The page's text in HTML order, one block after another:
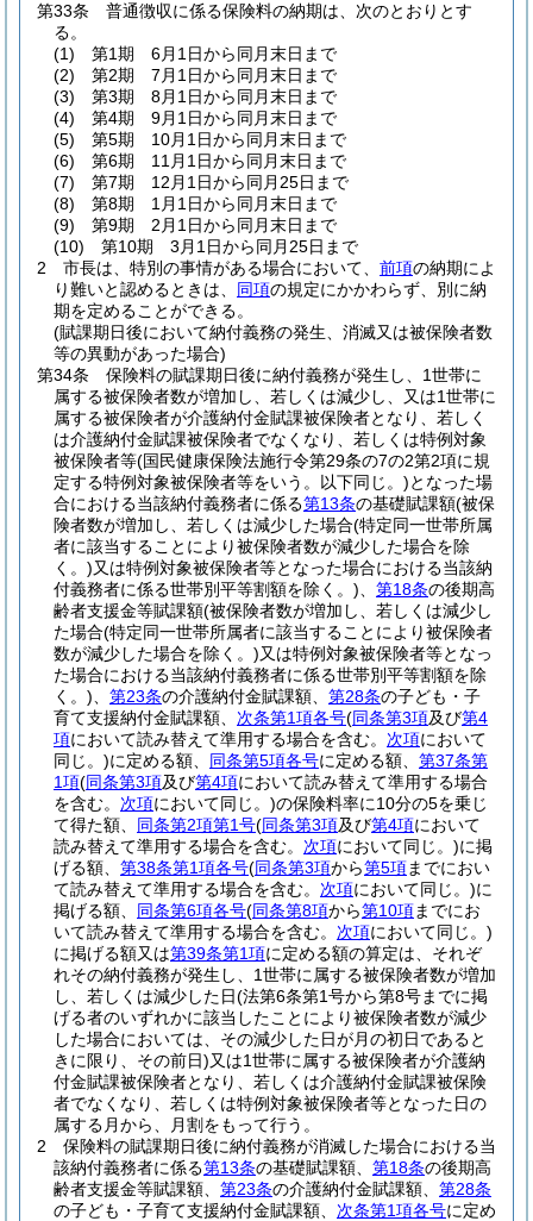
第33条
普通徴収に係る保険料の納期は、次のとおりとす
る。
(1)
第1期 6月1日から同月末日まで
(2)
第2期 7月1日から同月末日まで
(3)
第3期 8月1日から同月末日まで
(4)
第4期 9月1日から同月末日まで
(5)
第5期 10月1日から同月末日まで
(6)
第6期 11月1日から同月末日まで
(7)
第7期 12月1日から同月25日まで
(8)
第8期 1月1日から同月末日まで
(9)
第9期 2月1日から同月末日まで
(10)
第10期 3月1日から同月25日まで
2
市長は、特別の事情がある場合において、 前項の納期によ
り難いと認めるときは、 同項の規定にかかわらず、別に納
期を定めることができる。
(賦課期日後において納付義務の発生、消滅又は被保険者数
等の異動があった場合)
第34条
保険料の賦課期日後に納付義務が発生し、1世帯に
属する被保険者数が増加し、若しくは減少し、又は1世帯に
属する被保険者が介護納付金賦課被保険者となり、若しく
は介護納付金賦課被保険者でなくなり、若しくは特例対象
被保険者等(国民健康保険法施行令第29条の7の2第2項に規
定する特例対象被保険者等をいう。以下同じ。)となった場
合における当該納付義務者に係る第13条の基礎賦課額(被保
険者数が増加し、若しくは減少した場合(特定同一世帯所属
者に該当することにより被保険者数が減少した場合を除
く。)又は特例対象被保険者等となった場合における当該納
付義務者に係る世帯別平等割額を除く。)
第18条の後期高
齢者支援金等賦課額(被保険者数が増加し、若しくは減少し
た場合(特定同一世帯所属者に該当することにより被保険者
数が減少した場合を除く。)又は特例対象被保険者等となっ
た場合における当該納付義務者に係る世帯別平等割額を除
く。)
第23条の介護納付金賦課額、 第28条の子ども・子
育て支援納付金賦課額、 次条第1項各号(同条第3項及び第4
項において読み替えて準用する場合を含む。 次項において
同じ。)に定める額、 同条第5項各号に定める額、 第37条第
1項(同条第3項及び第4項において読み替えて準用する場合
を含む。 次項において同じ。)の保険料率に10分の5を乗じ
て得た額、 同条第2項第1号(同条第3項及び第4項において
読み替えて準用する場合を含む。 次項において同じ。)に掲
げる額、 第38条第1項各号(同条第3項から第5項までにおい
て読み替えて準用する場合を含む。 次項において同じ。)に
掲げる額、 同条第6項各号(同条第8項から第10項までにお
いて読み替えて準用する場合を含む。 次項において同じ。)
に掲げる額又は第39条第1項に定める額の算定は、それぞ
れその納付義務が発生し、1世帯に属する被保険者数が増加
し、若しくは減少した日(法第6条第1号から第8号までに掲
げる者のいずれかに該当したことにより被保険者数が減少
した場合においては、その減少した日が月の初日であると
きに限り、その前日)又は1世帯に属する被保険者が介護納
付金賦課被保険者となり、若しくは介護納付金賦課被保険
者でなくなり、若しくは特例対象被保険者等となった日の
属する月から、月割をもって行う。
2
保険料の賦課期日後に納付義務が消滅した場合における当
該納付義務者に係る第13条の基礎賦課額、 第18条の後期高
齢者支援金等賦課額、 第23条の介護納付金賦課額、 第28条
の子ども・子育て支援納付金賦課額、 次条第1項各号に定め